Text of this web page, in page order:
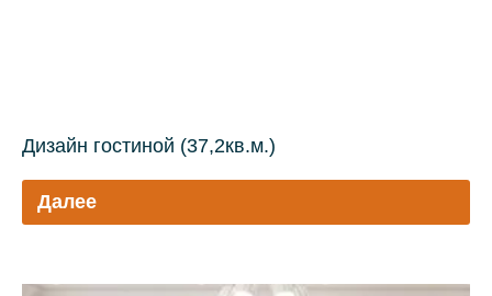
Дизайн гостиной (37,2кв.м.)
Далее